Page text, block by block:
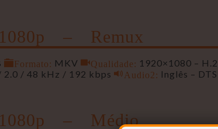
– Remux
Formato: MKV Qualidade: 1920×1080 –
2.0 / 48 kHz / 192 kbps
Audio2: Inglês –
– Médio